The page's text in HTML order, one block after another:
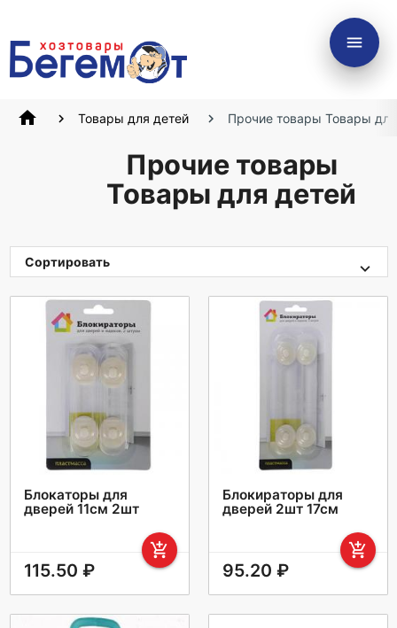
menu
home Товары для детей Прочие товары Товары
Прочие товары
Товары для детей
Сортировать
Блокаторы для
дверей 11см 2шт
add_shopping_cart
115.50 ₽
Блокираторы для
дверей 2шт 17см
add_shopping_cart
95.20 ₽